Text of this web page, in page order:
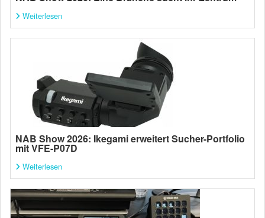
Weiterlesen
NAB Show 2026: Ikegami erweitert Sucher-Portfolio
mit VFE-P07D
Weiterlesen